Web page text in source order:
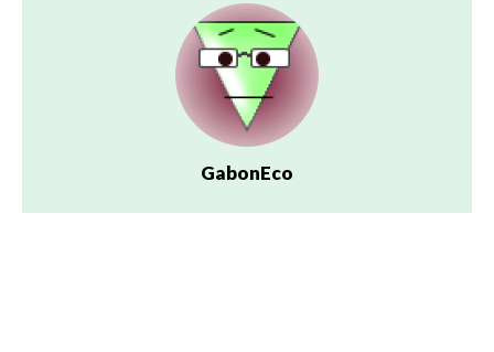
GabonEco